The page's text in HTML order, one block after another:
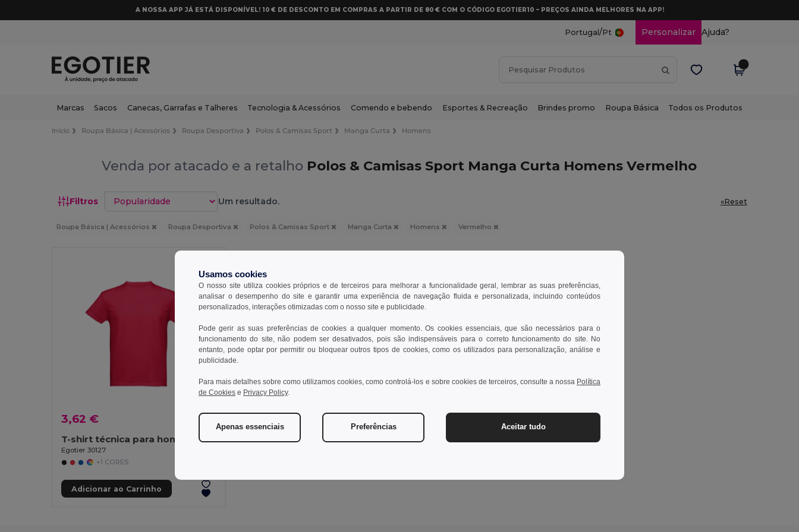
A NOSSA APP JÁ ESTÁ DISPONÍVEL! 10 € DE DESCONTO EM COMPRAS A PARTIR DE 80 € COM O CÓDIGO EGOTIER10 – PREÇOS AINDA MELHORES NA APP!
Portugal /Pt Personalizar Ajuda?
Marcas Sacos Canecas, Garrafas e Talheres Tecnologia & Acessórios Comendo e bebendo Esportes & Recreação Brindes promo Roupa Básica Todos os Produtos
Início Roupa Básica | Acessórios Roupa Desportiva Polos & Camisas Sport Manga Curta Homens
Venda por atacado e a retalho Polos & Camisas Sport Manga Curta Homens Vermelho
Filtros Classificar por Um resultado. «Reset
Roupa Básica | Acessórios Roupa Desportiva Polos & Camisas Sport Manga Curta Homens Vermelho
3,62 €
T-shirt técnica para homem
Egotier 30127
+1 CORES
Adicionar ao Carrinho
Usamos cookies
O nosso site utiliza cookies próprios e de terceiros para melhorar a funcionalidade geral, lembrar as suas preferências,
analisar o desempenho do site e garantir uma experiência de navegação fluida e personalizada, incluindo conteúdos
personalizados, interações otimizadas com o nosso site e publicidade.
Pode gerir as suas preferências de cookies a qualquer momento. Os cookies essenciais, que são necessários para o
funcionamento do site, não podem ser desativados, pois são indispensáveis para o correto funcionamento do site. No
entanto, pode optar por permitir ou bloquear outros tipos de cookies, como os utilizados para personalização, análise e
publicidade.
Para mais detalhes sobre como utilizamos cookies, como controlá-los e sobre cookies de terceiros, consulte a nossa Política
de Cookies e Privacy Policy.
Apenas essenciais Preferências Aceitar tudo